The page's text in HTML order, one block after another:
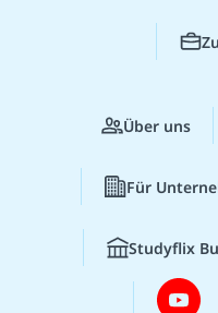
Über uns
Für
Studyflix